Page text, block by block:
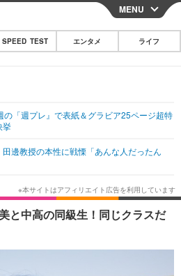
CLOSE
その他
韓国・芸能
スポーツ
グルメ
ショッピング
MENU
SPEED TEST エンタメ ライフ
の「週プレ』で表紙＆グラビア25ページ超特
挙
邊教授の本性に戦慄「あんな人だったん
と中高の同級生！同じクラスだ